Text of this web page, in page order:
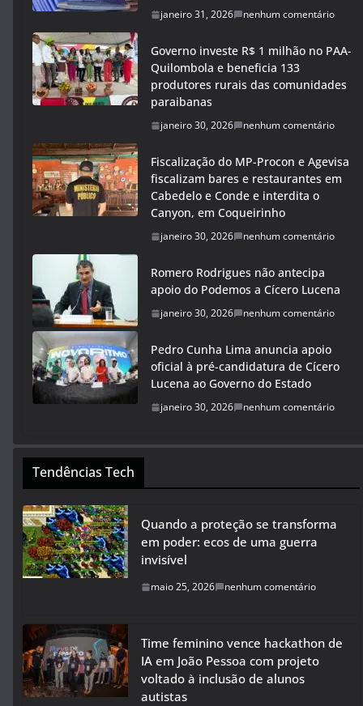
janeiro 31, 2026 nenhum comentário
Governo investe R$ 1 milhão no PAA-
Quilombola e beneficia 133
produtores rurais das comunidades
paraibanas
janeiro 30, 2026 nenhum comentário
Fiscalização do MP-Procon e Agevisa
fiscalizam bares e restaurantes em
Cabedelo e Conde e interdita o
Canyon, em Coqueirinho
janeiro 30, 2026 nenhum comentário
Romero Rodrigues não antecipa
apoio do Podemos a Cícero Lucena
janeiro 30, 2026 nenhum comentário
Pedro Cunha Lima anuncia apoio
oficial à pré-candidatura de Cícero
Lucena ao Governo do Estado
janeiro 30, 2026 nenhum comentário
Tendências Tech
Quando a proteção se transforma
em poder: ecos de uma guerra
invisível
maio 25, 2026 nenhum comentário
Time feminino vence hackathon de
IA em João Pessoa com projeto
voltado à inclusão de alunos
autistas